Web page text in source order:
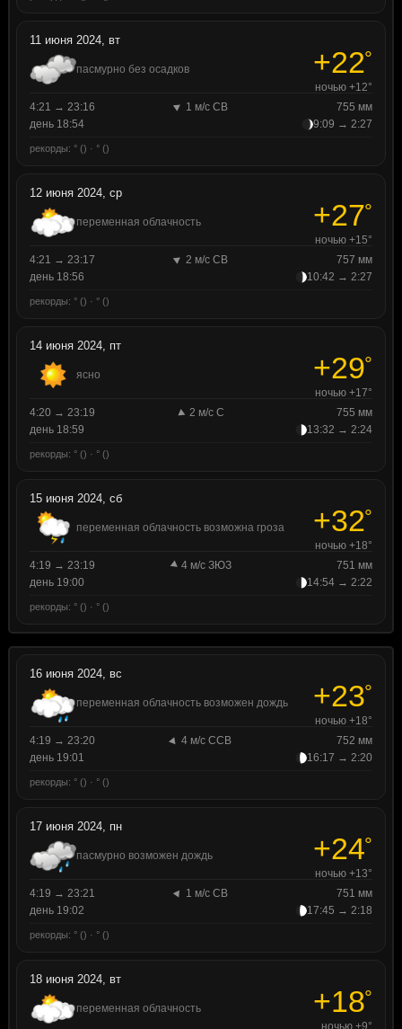
11 июня 2024, вт
пасмурно без осадков +22°
ночью +12°
4:21 → 23:16
1 м/с СВ
755 мм
день 18:54
9:09 → 2:27
рекорды: ° () · ° ()
12 июня 2024, ср
переменная облачность +27°
ночью +15°
4:21 → 23:17
2 м/с СВ
757 мм
день 18:56
10:42 → 2:27
рекорды: ° () · ° ()
14 июня 2024, пт
ясно +29°
ночью +17°
4:20 → 23:19
2 м/с С
755 мм
день 18:59
13:32 → 2:24
рекорды: ° () · ° ()
15 июня 2024, сб
переменная облачность возможна гроза +32°
ночью +18°
4:19 → 23:19
4 м/с ЗЮЗ
751 мм
день 19:00
14:54 → 2:22
рекорды: ° () · ° ()
16 июня 2024, вс
переменная облачность возможен дождь +23°
ночью +18°
4:19 → 23:20
4 м/с ССВ
752 мм
день 19:01
16:17 → 2:20
рекорды: ° () · ° ()
17 июня 2024, пн
пасмурно возможен дождь +24°
ночью +13°
4:19 → 23:21
1 м/с СВ
751 мм
день 19:02
17:45 → 2:18
рекорды: ° () · ° ()
18 июня 2024, вт
переменная облачность +18°